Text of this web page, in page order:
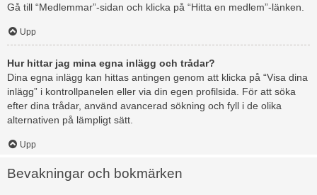
Gå till “Medlemmar”-sidan och klicka på “Hitta en medlem”-länken.
Upp
Hur hittar jag mina egna inlägg och trådar?
Dina egna inlägg kan hittas antingen genom att klicka på “Visa dina
inlägg” i kontrollpanelen eller via din egen profilsida. För att söka
efter dina trådar, använd avancerad sökning och fyll i de olika
alternativen på lämpligt sätt.
Upp
Bevakningar och bokmärken